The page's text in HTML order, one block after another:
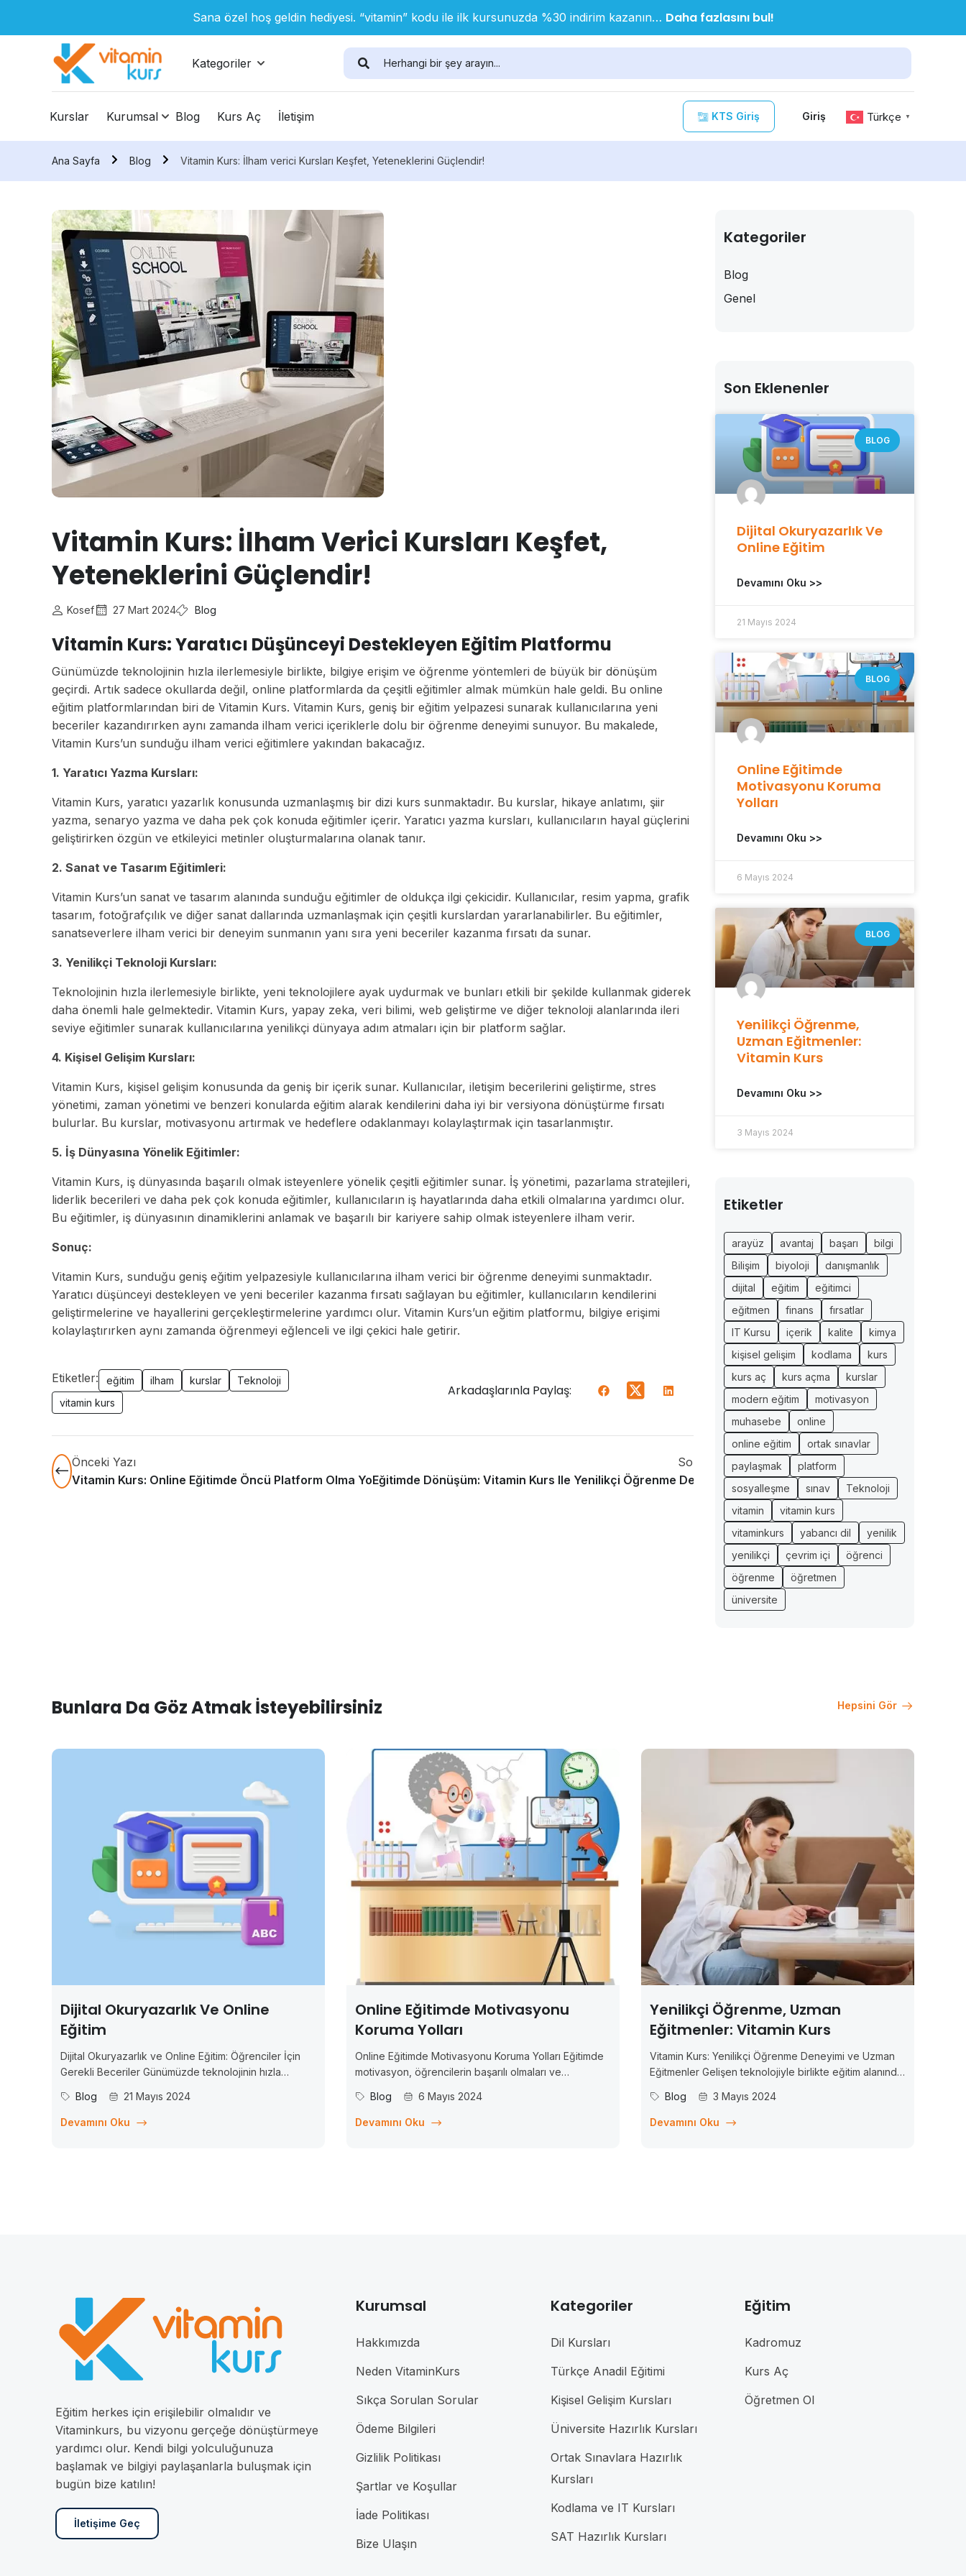
Sana özel hoş geldin hediyesi. “vitamin” kodu ile ilk kursunuzda %30 indirim kazanın… Daha fazlasını bul!
Kategoriler
Kurslar Kurumsal Blog Kurs Aç İletişim KTS Giriş Giriş Türkçe ▼
Ana Sayfa Blog Vitamin Kurs: İlham verici Kursları Keşfet, Yeteneklerini Güçlendir!
Vitamin Kurs: İlham Verici Kursları Keşfet,
Yeteneklerini Güçlendir!
Kosef 27 Mart 2024 Blog
Vitamin Kurs: Yaratıcı Düşünceyi Destekleyen Eğitim Platformu
Günümüzde teknolojinin hızla ilerlemesiyle birlikte, bilgiye erişim ve öğrenme yöntemleri de büyük bir dönüşüm
geçirdi. Artık sadece okullarda değil, online platformlarda da çeşitli eğitimler almak mümkün hale geldi. Bu online
eğitim platformlarından biri de Vitamin Kurs. Vitamin Kurs, geniş bir eğitim yelpazesi sunarak kullanıcılarına yeni
beceriler kazandırırken aynı zamanda ilham verici içeriklerle dolu bir öğrenme deneyimi sunuyor. Bu makalede,
Vitamin Kurs’un sunduğu ilham verici eğitimlere yakından bakacağız.
1. Yaratıcı Yazma Kursları:
Vitamin Kurs, yaratıcı yazarlık konusunda uzmanlaşmış bir dizi kurs sunmaktadır. Bu kurslar, hikaye anlatımı, şiir
yazma, senaryo yazma ve daha pek çok konuda eğitimler içerir. Yaratıcı yazma kursları, kullanıcıların hayal güçlerini
geliştirirken özgün ve etkileyici metinler oluşturmalarına olanak tanır.
2. Sanat ve Tasarım Eğitimleri:
Vitamin Kurs’un sanat ve tasarım alanında sunduğu eğitimler de oldukça ilgi çekicidir. Kullanıcılar, resim yapma, grafik
tasarım, fotoğrafçılık ve diğer sanat dallarında uzmanlaşmak için çeşitli kurslardan yararlanabilirler. Bu eğitimler,
sanatseverlere ilham verici bir deneyim sunmanın yanı sıra yeni beceriler kazanma fırsatı da sunar.
3. Yenilikçi Teknoloji Kursları:
Teknolojinin hızla ilerlemesiyle birlikte, yeni teknolojilere ayak uydurmak ve bunları etkili bir şekilde kullanmak giderek
daha önemli hale gelmektedir. Vitamin Kurs, yapay zeka, veri bilimi, web geliştirme ve diğer teknoloji alanlarında ileri
seviye eğitimler sunarak kullanıcılarına yenilikçi dünyaya adım atmaları için bir platform sağlar.
4. Kişisel Gelişim Kursları:
Vitamin Kurs, kişisel gelişim konusunda da geniş bir içerik sunar. Kullanıcılar, iletişim becerilerini geliştirme, stres
yönetimi, zaman yönetimi ve benzeri konularda eğitim alarak kendilerini daha iyi bir versiyona dönüştürme fırsatı
bulurlar. Bu kurslar, motivasyonu artırmak ve hedeflere odaklanmayı kolaylaştırmak için tasarlanmıştır.
5. İş Dünyasına Yönelik Eğitimler:
Vitamin Kurs, iş dünyasında başarılı olmak isteyenlere yönelik çeşitli eğitimler sunar. İş yönetimi, pazarlama stratejileri,
liderlik becerileri ve daha pek çok konuda eğitimler, kullanıcıların iş hayatlarında daha etkili olmalarına yardımcı olur.
Bu eğitimler, iş dünyasının dinamiklerini anlamak ve başarılı bir kariyere sahip olmak isteyenlere ilham verir.
Sonuç:
Vitamin Kurs, sunduğu geniş eğitim yelpazesiyle kullanıcılarına ilham verici bir öğrenme deneyimi sunmaktadır.
Yaratıcı düşünceyi destekleyen ve yeni beceriler kazanma fırsatı sağlayan bu eğitimler, kullanıcıların kendilerini
geliştirmelerine ve hayallerini gerçekleştirmelerine yardımcı olur. Vitamin Kurs’un eğitim platformu, bilgiye erişimi
kolaylaştırırken aynı zamanda öğrenmeyi eğlenceli ve ilgi çekici hale getirir.
Etiketler: eğitim ilham kurslar
Teknoloji
vitamin kurs
Arkadaşlarınla Paylaş:
Önceki Yazı
Vitamin Kurs: Online Eğitimde Öncü Platform Olma Yolunda
Sonraki Yazı
Eğitimde Dönüşüm: Vitamin Kurs Ile Yenilikçi Öğrenme Deneyimleri
Kategoriler
Blog
Genel
Son Eklenenler
BLOG
Dijital Okuryazarlık Ve
Online Eğitim
Devamını Oku >>
21 Mayıs 2024
BLOG
Online Eğitimde
Motivasyonu Koruma
Yolları
Devamını Oku >>
6 Mayıs 2024
BLOG
Yenilikçi Öğrenme,
Uzman Eğitmenler:
Vitamin Kurs
Devamını Oku >>
3 Mayıs 2024
Etiketler
arayüz avantaj başarı
bilgi
Bilişim
biyoloji
danışmanlık
dijital
eğitim
eğitimci
eğitmen
finans
fırsatlar
IT Kursu
içerik kalite
kimya
kişisel gelişim
kodlama
kurs
kurs aç
kurs açma
kurslar
modern eğitim
motivasyon
muhasebe
online
online eğitim
ortak sınavlar
paylaşmak
platform
sosyalleşme
sınav
Teknoloji
vitamin
vitamin kurs
vitaminkurs
yabancı dil
yenilik
yenilikçi
çevrim içi
öğrenci
öğrenme
öğretmen
üniversite
Bunlara Da Göz Atmak İsteyebilirsiniz Hepsini Gör
Dijital Okuryazarlık Ve Online
Eğitim
Dijital Okuryazarlık ve Online Eğitim: Öğrenciler İçin
Gerekli Beceriler Günümüzde teknolojinin hızla
online platformlar üzerinden gerçekleştirilmektedir. Bu
dijitalleşme sürecinde, öğrencilerin başarılı olmaları
Blog 21 Mayıs 2024
Devamını Oku
Online Eğitimde Motivasyonu
Koruma Yolları
Online Eğitimde Motivasyonu Koruma Yolları Eğitimde
motivasyon, öğrencilerin başarılı olmaları ve
kritik bir faktördür. Motive olmuş öğrenciler, daha iyi
öğrenir, daha yüksek başarılar elde eder ve daha
Blog 6 Mayıs 2024
Devamını Oku
Yenilikçi Öğrenme, Uzman
Eğitmenler: Vitamin Kurs
Vitamin Kurs: Yenilikçi Öğrenme Deneyimi ve Uzman
Eğitmenler Gelişen teknolojiyle birlikte eğitim alanında
daha kolay ve esnek hale geldi ve bu da öğrenme
deneyimini dönüştürdü. Bu bağlamda, Vitamin Kurs
Blog 3 Mayıs 2024
Devamını Oku
Eğitim herkes için erişilebilir olmalıdır ve
Vitaminkurs, bu vizyonu gerçeğe dönüştürmeye
yardımcı olur. Kendi bilgi yolculuğunuza
başlamak ve bilgiyi paylaşanlarla buluşmak için
bugün bize katılın!
İletişime Geç
Kurumsal
Hakkımızda
Neden VitaminKurs
Sıkça Sorulan Sorular
Ödeme Bilgileri
Gizlilik Politikası
Şartlar ve Koşullar
İade Politikası
Bize Ulaşın
Kategoriler
Dil Kursları
Türkçe Anadil Eğitimi
Kişisel Gelişim Kursları
Üniversite Hazırlık Kursları
Ortak Sınavlara Hazırlık
Kursları
Kodlama ve IT Kursları
SAT Hazırlık Kursları
Eğitim
Kadromuz
Kurs Aç
Öğretmen Ol